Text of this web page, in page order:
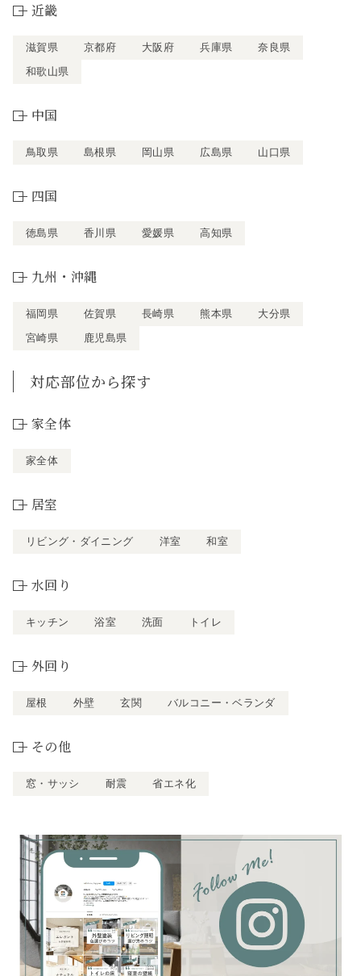
近畿
滋賀県 京都府 大阪府 兵庫県
奈良県
和歌山県
中国
鳥取県 島根県 岡山県 広島県 山口県
四国
徳島県 香川県 愛媛県 高知県
九州・沖縄
福岡県 佐賀県 長崎県 熊本県
大分県
宮崎県
鹿児島県
対応部位から探す
家全体
家全体
居室
リビング・ダイニング 洋室 和室
水回り
キッチン 浴室 洗面 トイレ
外回り
屋根 外壁 玄関 バルコニー・ベランダ
その他
窓・サッシ 耐震 省エネ化